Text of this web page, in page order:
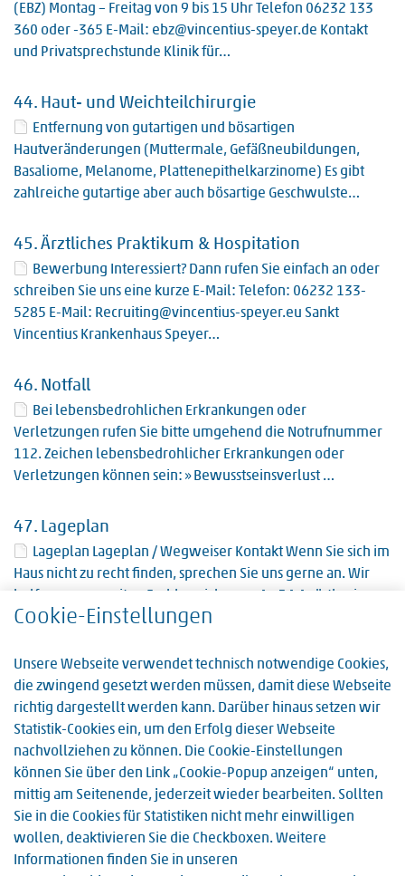
(EBZ) Montag – Freitag von 9 bis 15 Uhr Telefon 06232 133
360 oder -365 E-Mail: ebz@vincentius-speyer.de Kontakt
und Privatsprechstunde Klinik für…
44. Haut- und Weichteilchirurgie
Entfernung von gutartigen und bösartigen
Hautveränderungen (Muttermale, Gefäßneubildungen,
Basaliome, Melanome, Plattenepithelkarzinome) Es gibt
zahlreiche gutartige aber auch bösartige Geschwulste…
45. Ärztliches Praktikum & Hospitation
Bewerbung Interessiert? Dann rufen Sie einfach an oder
schreiben Sie uns eine kurze E-Mail: Telefon: 06232 133-
5285 E-Mail: Recruiting@vincentius-speyer.eu Sankt
Vincentius Krankenhaus Speyer…
46. Notfall
Bei lebensbedrohlichen Erkrankungen oder
Verletzungen rufen Sie bitte umgehend die Notrufnummer
112. Zeichen lebensbedrohlicher Erkrankungen oder
Verletzungen können sein: » Bewusstseinsverlust …
47. Lageplan
Lageplan Lageplan / Wegweiser Kontakt Wenn Sie sich im
Haus nicht zu recht finden, sprechen Sie uns gerne an. Wir
helfen gerne weiter. Fachbereiche von A - Z A Anästhesie…
Kontakt Sankt Vincentius Krankenhaus Speyer Presse- und
Öffentlichkeitsarbeit Andrea Brönner Holzstr. 4a 67346
Speyer Telefon: 06232 133-284 E-Mail: …
49. Feierliche Eroeffnung ZNA EBZ
Kontakt Sankt Vincentius Krankenhaus Speyer Presse- und
Öffentlichkeitsarbeit Andrea Brönner Holzstr. 4a 67346
Speyer Telefon: 06232 133-284 E-Mail: presse@vincentius-
speyer.eu Neue…
Cookie-Einstellungen
Unsere Webseite verwendet technisch notwendige Cookies,
die zwingend gesetzt werden müssen, damit diese Webseite
richtig dargestellt werden kann. Darüber hinaus setzen wir
Statistik-Cookies ein, um den Erfolg dieser Webseite
nachvollziehen zu können. Die Cookie-Einstellungen
können Sie über den Link „Cookie-Popup anzeigen“ unten,
mittig am Seitenende, jederzeit wieder bearbeiten. Sollten
Sie in die Cookies für Statistiken nicht mehr einwilligen
wollen, deaktivieren Sie die Checkboxen. Weitere
Informationen finden Sie in unseren